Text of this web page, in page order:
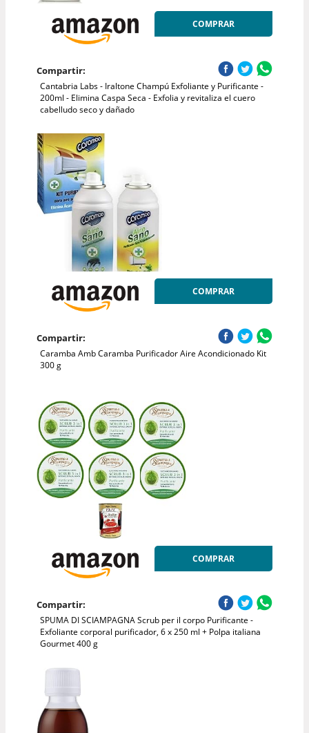
COMPRAR
Compartir:
Cantabria Labs - Iraltone Champú Exfoliante y Purificante -
200ml - Elimina Caspa Seca - Exfolia y revitaliza el cuero
cabelludo seco y dañado
COMPRAR
Compartir:
Caramba Amb Caramba Purificador Aire Acondicionado Kit
300 g
COMPRAR
Compartir:
SPUMA DI SCIAMPAGNA Scrub per il corpo Purificante -
Exfoliante corporal purificador, 6 x 250 ml + Polpa italiana
Gourmet 400 g